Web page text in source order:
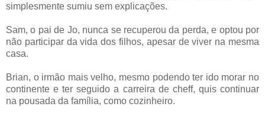
simplesmente sumiu sem explicações.
Sam, o pai de Jo, nunca se recuperou da perda, e optou por
não participar da vida dos filhos, apesar de viver na mesma
casa.
Brian, o irmão mais velho, mesmo podendo ter ido morar no
continente e ter seguido a carreira de cheff, quis continuar
na pousada da família, como cozinheiro.